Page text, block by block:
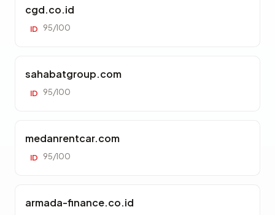
cgd.co.id
ID 95/100
sahabatgroup.com
ID 95/100
medanrentcar.com
ID 95/100
armada-finance.co.id